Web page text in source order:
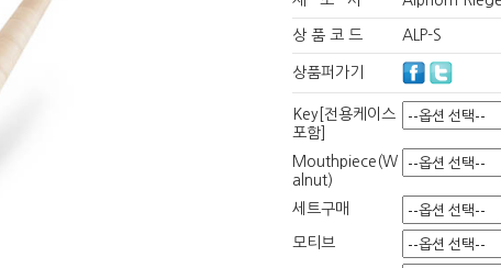
상 품 코 드 ALP-S
상품퍼가기
Key[전용케이스
포함]
Mouthpiece(W
alnut)
세트구매
모티브